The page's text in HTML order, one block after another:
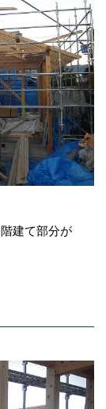
建て部分が